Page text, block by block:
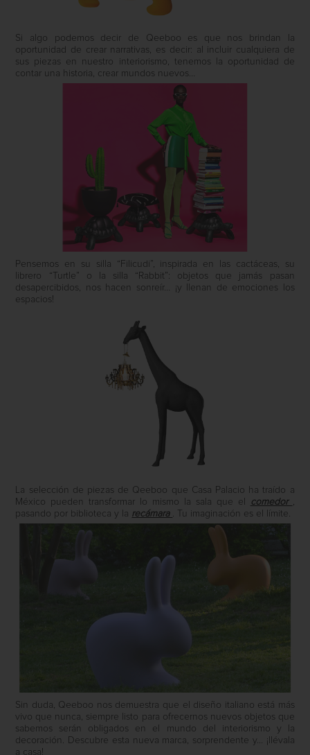
Si algo podemos decir de Qeeboo es que nos brindan la
oportunidad de crear narrativas, es decir: al incluir cualquiera de
sus piezas en nuestro interiorismo, tenemos la oportunidad de
contar una historia, crear mundos nuevos…
Pensemos en su silla “Filicudi”, inspirada en las cactáceas, su
librero “Turtle” o la silla “Rabbit”: objetos que jamás pasan
desapercibidos, nos hacen sonreír… ¡y llenan de emociones los
espacios!
La selección de piezas de Qeeboo que Casa Palacio ha traído a
México pueden transformar lo mismo la sala que el
comedor ,
pasando por biblioteca y la recámara . Tu imaginación es el límite.
Sin duda, Qeeboo nos demuestra que el diseño italiano está más
vivo que nunca, siempre listo para ofrecernos nuevos objetos que
sabemos serán obligados en el mundo del interiorismo y la
decoración. Descubre esta nueva marca, sorprendente y… ¡llévala
a casa!